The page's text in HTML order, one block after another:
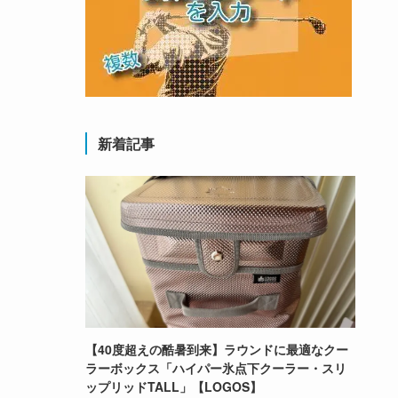
新着記事
【40度超えの酷暑到来】ラウンドに最適なクー
ラーボックス「ハイパー氷点下クーラー・スリ
ップリッドTALL」【LOGOS】